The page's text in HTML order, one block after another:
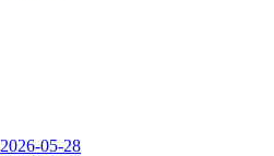
2026-05-28